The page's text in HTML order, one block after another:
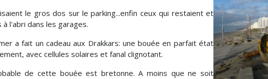
le gros dos sur le parking...enfin ceux qui restaient et
l'abri dans les garages.
a fait un cadeau aux Drakkars: une bouée en parfait état
avec cellules solaires et fanal clignotant.
de cette bouée est bretonne. A moins que ne soit